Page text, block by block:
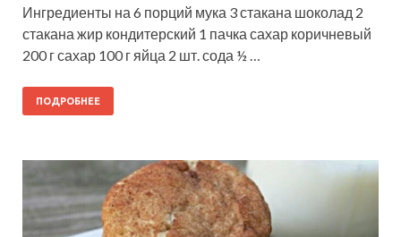
Ингредиенты на 6 порций мука 3 стакана шоколад 2
стакана жир кондитерский 1 пачка сахар коричневый
200 г сахар 100 г яйца 2 шт. сода ½ …
ПОДРОБНЕЕ